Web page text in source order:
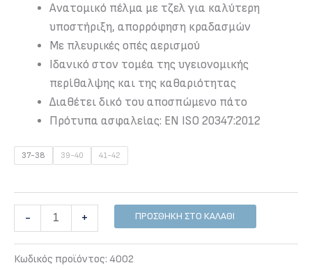
Ανατομικό πέλμα με τζελ για καλύτερη
υποστήριξη, απορρόφηση κραδασμών
Με πλευρικές οπές αερισμού
Ιδανικό στον τομέα της υγειονομικής
περίθαλψης και της καθαριότητας
Διαθέτει δικό του αποσπώμενο πάτο
Πρότυπα ασφαλείας: EN ISO 20347:2012
37-38 39-40 41-42
-
OXYVA
+ ΠΡΟΣΘΉΚΗ ΣΤΟ ΚΑΛΆΘΙ
Κωδικός προϊόντος: 4002